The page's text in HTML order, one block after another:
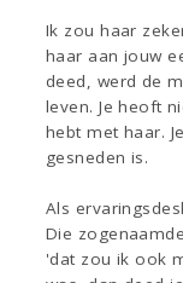
Ik zou haar
haar aan jouw
deed, werd de
leven. Je heoft
hebt met haar.
gesneden is.
Als
Die
'dat zou ik ook